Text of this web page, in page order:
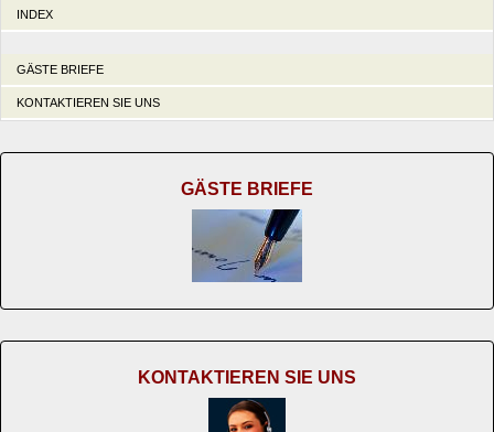
INDEX
GÄSTE BRIEFE
KONTAKTIEREN SIE UNS
GÄSTE BRIEFE
KONTAKTIEREN SIE UNS